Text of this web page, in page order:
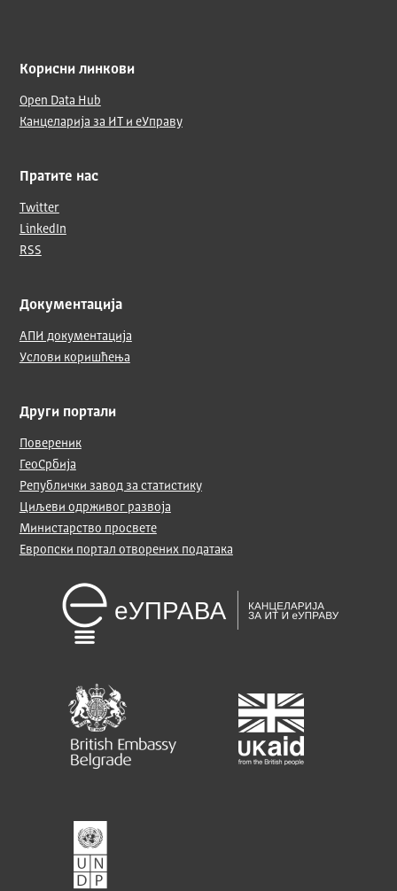
Корисни линкови
Open Data Hub
Канцеларија за ИТ и еУправу
Пратите нас
Twitter
LinkedIn
RSS
Документација
АПИ документација
Услови коришћења
Други портали
Повереник
ГеоСрбија
Републички завод за статистику
Циљеви одрживог развоја
Министарство просвете
Европски портал отворених података